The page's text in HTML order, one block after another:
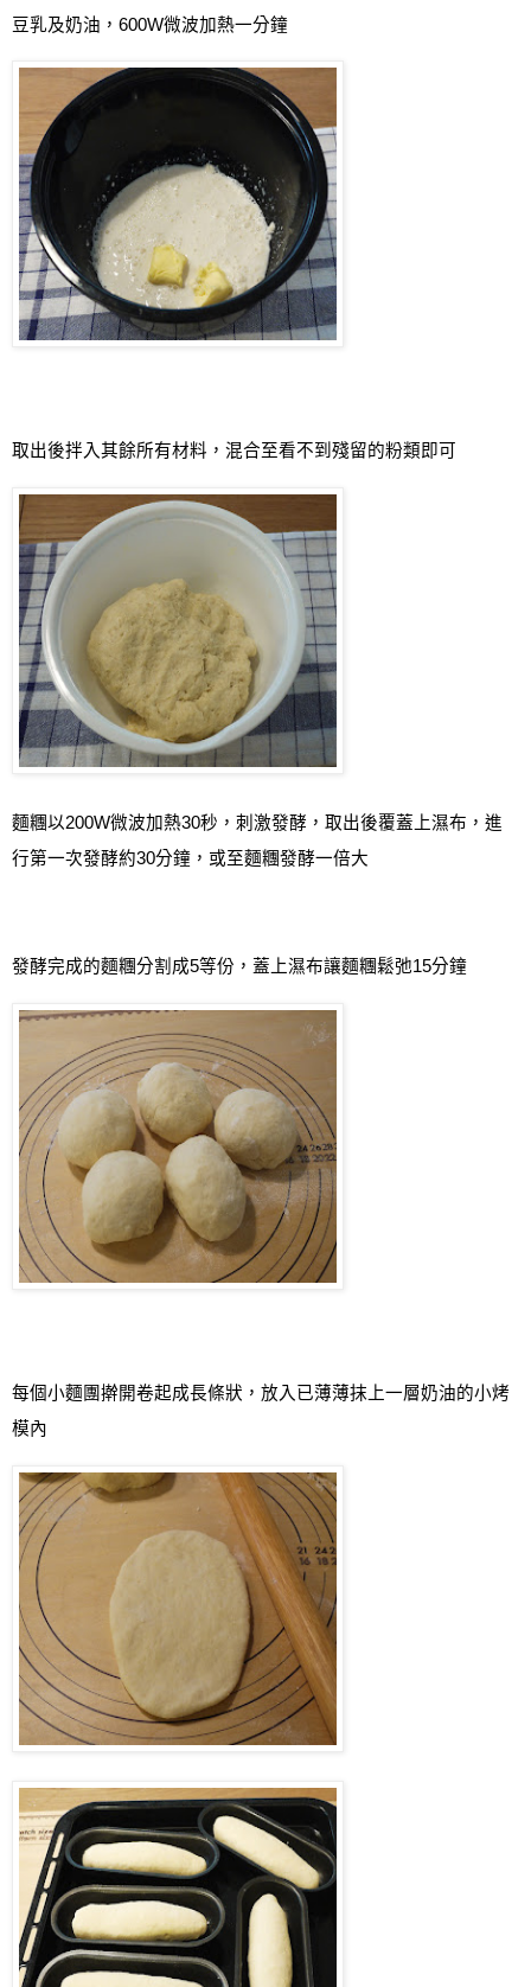
豆乳及奶油， 600W微波加熱一分鐘
取出後拌入其餘所有材料，混合至看不到殘留的粉類即可
麵糰以200W微波加熱30秒，刺激發酵，取出後覆蓋上濕布，進
行第一次發酵約30分鐘，或至麵糰發酵一倍大
發酵完成的麵糰分割成5等份，蓋上濕布讓麵糰鬆弛15分鐘
每個小麵團擀開卷起成長條狀，放入已薄薄抹上一層奶油的小烤
模內